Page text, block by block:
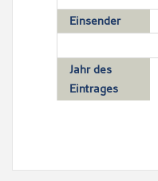
Einsender
Jahr des
Eintrages